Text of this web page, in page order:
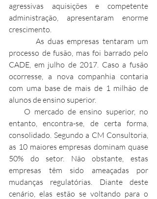
agressivas aquisições e competente
administração, apresentaram enorme
crescimento.
processo de fusão, mas foi barrado pelo
CADE, em julho de 2017. Caso a fusão
ocorresse, a nova companhia contaria
com uma base de mais de 1 milhão de
alunos de ensino superior.
entanto, encontra-se, de certa forma,
consolidado. Segundo a CM Consultoria,
as 10 maiores empresas dominam quase
50% do setor. Não obstante, estas
empresas têm sido ameaçadas por
mudanças regulatórias. Diante deste
cenário, elas estão se voltando para o